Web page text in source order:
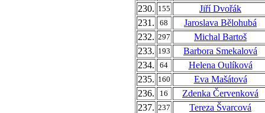
230. 155
Jiří Dvořák
231.
68
Jaroslava Bělohubá
232. 297
Michal Bartoš
233. 193
Barbora Smekalová
234.
64
Helena Oulíková
235. 160
Eva Mašátová
236.
16
Zdenka Červenková
237. 237
Tereza Švarcová